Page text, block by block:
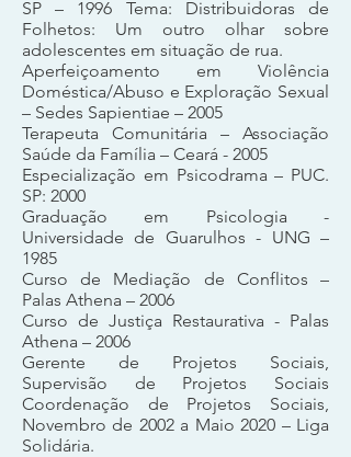
SP – 1996 Tema: Distribuidoras de
Folhetos: Um outro olhar sobre
adolescentes em situação de rua.
Aperfeiçoamento em Violência
Doméstica/Abuso e Exploração Sexual
– Sedes Sapientiae – 2005
Terapeuta Comunitária – Associação
Saúde da Família – Ceará - 2005
Especialização em Psicodrama – PUC.
SP: 2000
Graduação em Psicologia -
Universidade de Guarulhos - UNG –
1985
Curso de Mediação de Conflitos –
Palas Athena – 2006
Curso de Justiça Restaurativa - Palas
Athena – 2006
Gerente de Projetos Sociais,
Supervisão de Projetos Sociais
Coordenação de Projetos Sociais,
Novembro de 2002 a Maio 2020 – Liga
Solidária.